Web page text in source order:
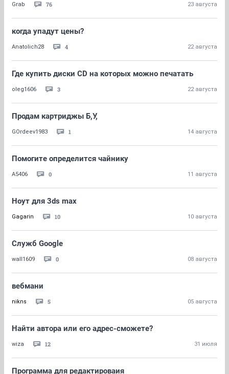
Grab 76 23 августа
когда упадут цены?
Anatolich28 4 22 августа
Где купить диски CD на которых можно печатать
oleg1606 3 22 августа
Продам картриджы Б,У,
GOrdeev1983 1 14 августа
Помогите определится чайнику
A5406 0 11 августа
Ноут для 3ds max
Gagarin 10 10 августа
Служб Google
wall1609 0 08 августа
вебмани
nikns 5 05 августа
Найти автора или его адрес-сможете?
wiza 12 31 июля
Программа для редактироваия